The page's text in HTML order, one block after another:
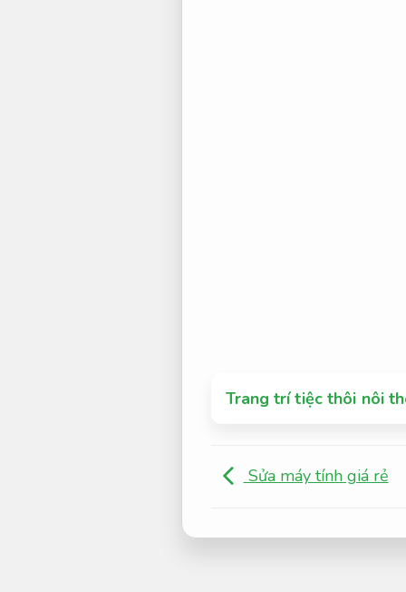
Trang trí tiệc thôi nôi
Sửa máy tính giá rẻ